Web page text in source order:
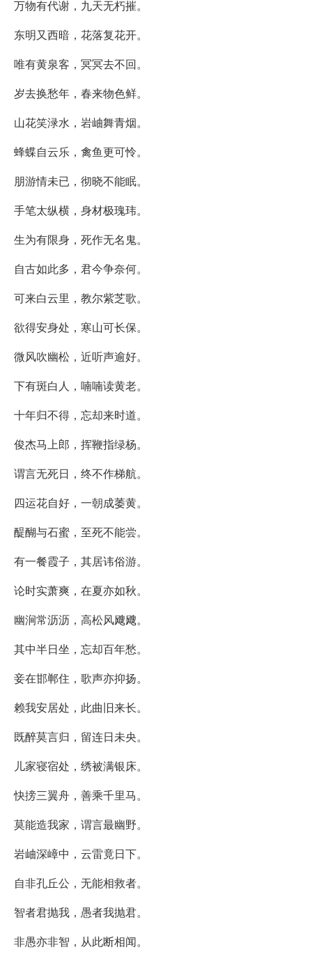
万物有代谢，九天无朽摧。
东明又西暗，花落复花开。
唯有黄泉客，冥冥去不回。
岁去换愁年，春来物色鲜。
山花笑渌水，岩岫舞青烟。
蜂蝶自云乐，禽鱼更可怜。
朋游情未已，彻晓不能眠。
手笔太纵横，身材极瑰玮。
生为有限身，死作无名鬼。
自古如此多，君今争奈何。
可来白云里，教尔紫芝歌。
欲得安身处，寒山可长保。
微风吹幽松，近听声逾好。
下有斑白人，喃喃读黄老。
十年归不得，忘却来时道。
俊杰马上郎，挥鞭指绿杨。
谓言无死日，终不作梯航。
四运花自好，一朝成萎黄。
醍醐与石蜜，至死不能尝。
有一餐霞子，其居讳俗游。
论时实萧爽，在夏亦如秋。
幽涧常沥沥，高松风飕飕。
其中半日坐，忘却百年愁。
妾在邯郸住，歌声亦抑扬。
赖我安居处，此曲旧来长。
既醉莫言归，留连日未央。
儿家寝宿处，绣被满银床。
快搒三翼舟，善乘千里马。
莫能造我家，谓言最幽野。
岩岫深嶂中，云雷竟日下。
自非孔丘公，无能相救者。
智者君抛我，愚者我抛君。
非愚亦非智，从此断相闻。